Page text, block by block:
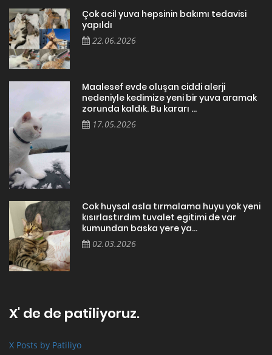
Çok acil yuva hepsinin bakımı tedavisi
yapıldı
22.06.2026
Maalesef evde oluşan ciddi alerji
nedeniyle kedimize yeni bir yuva aramak
zorunda kaldık. Bu kararı ...
17.05.2026
Cok huysal asla tırmalama huyu yok yeni
kısırlastırdım tuvalet egitimi de var
kumundan baska yere ya...
02.03.2026
X' de de patiliyoruz.
X Posts by Patiliyo